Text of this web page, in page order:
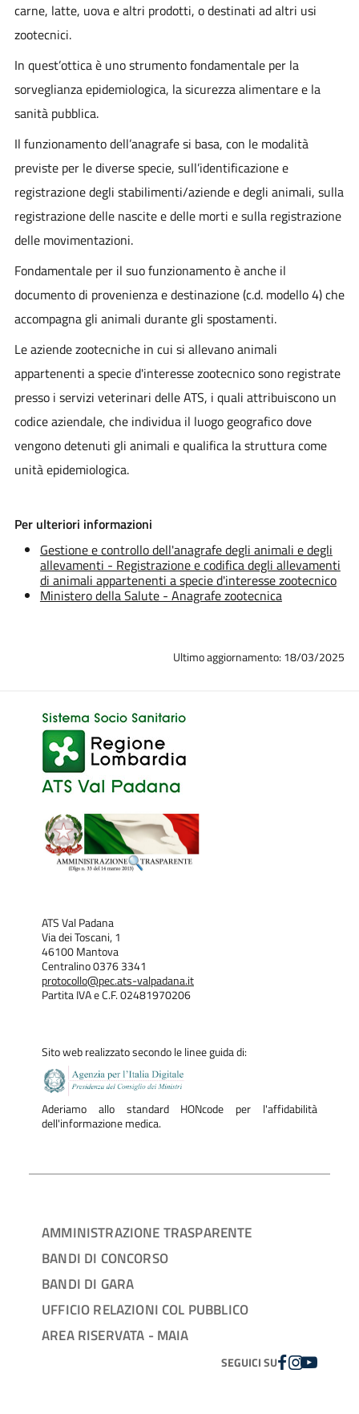
carne, latte, uova e altri prodotti, o destinati ad altri usi
zootecnici.
In quest’ottica è uno strumento fondamentale per la
sorveglianza epidemiologica, la sicurezza alimentare e la
sanità pubblica.
Il funzionamento dell’anagrafe si basa, con le modalità
previste per le diverse specie, sull’identificazione e
registrazione degli stabilimenti/aziende e degli animali, sulla
registrazione delle nascite e delle morti e sulla registrazione
delle movimentazioni.
Fondamentale per il suo funzionamento è anche il
documento di provenienza e destinazione (c.d. modello 4) che
accompagna gli animali durante gli spostamenti.
Le aziende zootecniche in cui si allevano animali
appartenenti a specie d'interesse zootecnico sono registrate
presso i servizi veterinari delle ATS, i quali attribuiscono un
codice aziendale, che individua il luogo geografico dove
vengono detenuti gli animali e qualifica la struttura come
unità epidemiologica.
Per ulteriori informazioni
Gestione e controllo dell'anagrafe degli animali e degli
allevamenti - Registrazione e codifica degli allevamenti
di animali appartenenti a specie d'interesse zootecnico
Ministero della Salute - Anagrafe zootecnica
Ultimo aggiornamento: 18/03/2025
ATS Val Padana
Via dei Toscani, 1
46100 Mantova
Centralino 0376 3341
protocollo@pec.ats-valpadana.it
Partita IVA e C.F. 02481970206
Sito web realizzato secondo le linee guida di:
Aderiamo allo standard HONcode per l'affidabilità
dell'informazione medica.
AMMINISTRAZIONE TRASPARENTE
BANDI DI CONCORSO
BANDI DI GARA
UFFICIO RELAZIONI COL PUBBLICO
AREA RISERVATA - MAIA
SEGUICI SUFACEBOOK
INSTAGRAM
YOUTUBE